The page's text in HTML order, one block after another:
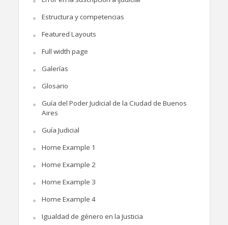
Estructura y competencias
Featured Layouts
Full width page
Galerías
Glosario
Guía del Poder Judicial de la Ciudad de Buenos
Aires
Guía Judicial
Home Example 1
Home Example 2
Home Example 3
Home Example 4
Igualdad de género en la Justicia